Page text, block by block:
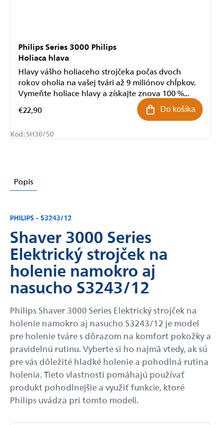
Philips Series 3000 Philips
Holiaca hlava
€22,90 Do košíka
Hlavy vášho holiaceho strojčeka počas dvoch
rokov oholia na vašej tvári až 9 miliónov chĺpkov.
Vymeňte holiace hlavy a získajte znova 100 %...
Kód:SH30/50
Popis
PHILIPS - S3243/12
Shaver 3000 Series
Elektrický strojček na
holenie namokro aj
nasucho S3243/12
Philips Shaver 3000 Series Elektrický strojček na
holenie namokro aj nasucho S3243/12 je model
pre holenie tváre s dôrazom na komfort pokožky a
pravidelnú rutinu. Vyberte si ho najmä vtedy, ak sú
pre vás dôležité hladké holenie a pohodlná rutina
holenia. Tieto vlastnosti pomáhajú používať
produkt pohodlnejšie a využiť funkcie, ktoré
Philips uvádza pri tomto modeli.